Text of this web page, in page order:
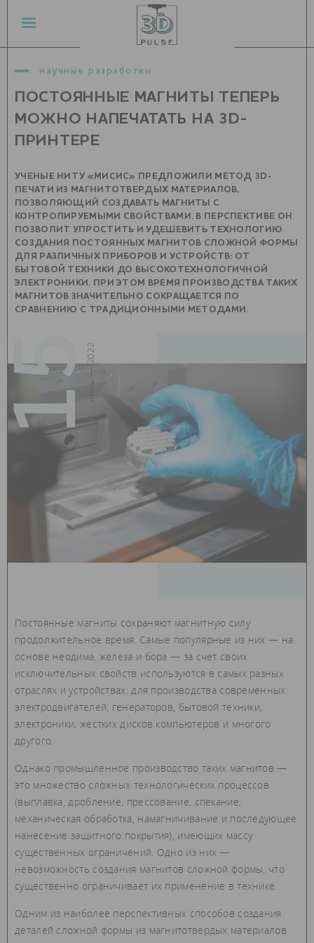
научные разработки
ПОСТОЯННЫЕ МАГНИТЫ ТЕПЕРЬ
МОЖНО НАПЕЧАТАТЬ НА 3D-
ПРИНТЕРЕ
УЧЕНЫЕ НИТУ «МИСИС» ПРЕДЛОЖИЛИ МЕТОД 3D-
ПЕЧАТИ ИЗ МАГНИТОТВЕРДЫХ МАТЕРИАЛОВ,
ПОЗВОЛЯЮЩИЙ СОЗДАВАТЬ МАГНИТЫ С
КОНТРОЛИРУЕМЫМИ СВОЙСТВАМИ. В ПЕРСПЕКТИВЕ ОН
ПОЗВОЛИТ УПРОСТИТЬ И УДЕШЕВИТЬ ТЕХНОЛОГИЮ
СОЗДАНИЯ ПОСТОЯННЫХ МАГНИТОВ СЛОЖНОЙ ФОРМЫ
ДЛЯ РАЗЛИЧНЫХ ПРИБОРОВ И УСТРОЙСТВ: ОТ
БЫТОВОЙ ТЕХНИКИ ДО ВЫСОКОТЕХНОЛОГИЧНОЙ
ЭЛЕКТРОНИКИ. ПРИ ЭТОМ ВРЕМЯ ПРОИЗВОДСТВА ТАКИХ
МАГНИТОВ ЗНАЧИТЕЛЬНО СОКРАЩАЕТСЯ ПО
СРАВНЕНИЮ С ТРАДИЦИОННЫМИ МЕТОДАМИ.
15
июль — 2022
Постоянные магниты сохраняют магнитную силу
продолжительное время. Самые популярные из них — на
основе неодима, железа и бора — за счет своих
исключительных свойств используются в самых разных
отраслях и устройствах: для производства современных
электродвигателей, генераторов, бытовой техники,
электроники, жестких дисков компьютеров и многого
другого.
Однако промышленное производство таких магнитов —
это множество сложных технологических процессов
(выплавка, дробление, прессование, спекание,
механическая обработка, намагничивание и последующее
нанесение защитного покрытия), имеющих массу
существенных ограничений. Одно из них —
невозможность создания магнитов сложной формы, что
существенно ограничивает их применение в технике.
Одним из наиболее перспективных способов создания
деталей сложной формы из магнитотвердых материалов